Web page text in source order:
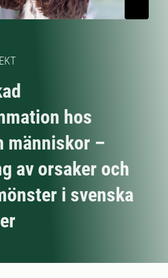
hos
människor –
av orsaker och
i svenska